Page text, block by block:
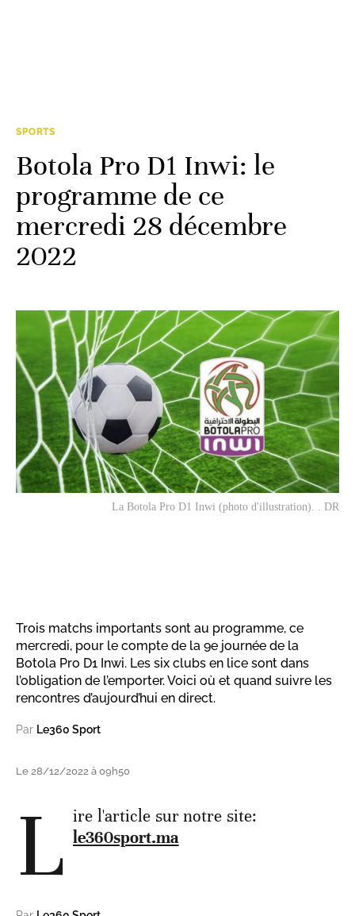
SPORTS
Botola Pro D1 Inwi: le
programme de ce
mercredi 28 décembre
2022
La Botola Pro D1 Inwi (photo d'illustration). . DR
Trois matchs importants sont au programme, ce
mercredi, pour le compte de la 9e journée de la
Botola Pro D1 Inwi. Les six clubs en lice sont dans
l’obligation de l’emporter. Voici où et quand suivre les
rencontres d’aujourd’hui en direct.
Par Le360 Sport
Le 28/12/2022 à 09h50
L ire l'article sur notre site:
le360sport.ma